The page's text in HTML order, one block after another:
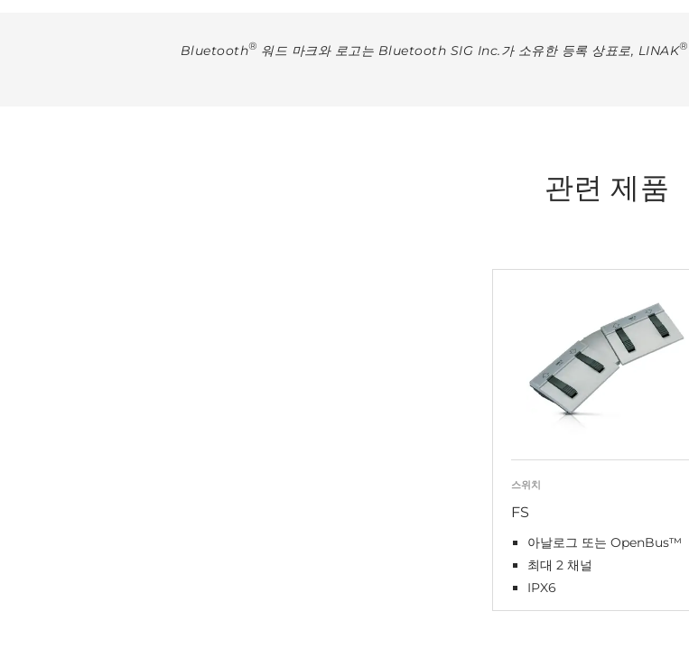
Bluetooth® 워드 마크와 로고는 Bluetooth SIG Inc.가 소유한 등록 상표로, LINAK®
관련 제품
스위치
FS
아날로그 또는 OpenBus™
최대 2 채널
IPX6